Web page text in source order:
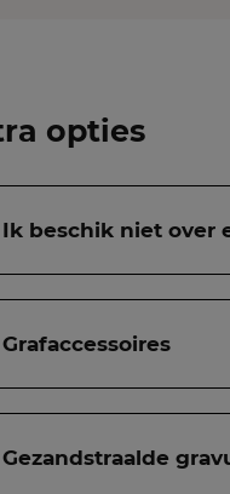
opties
Ik beschik niet over
Grafaccessoires
Gezandstraalde